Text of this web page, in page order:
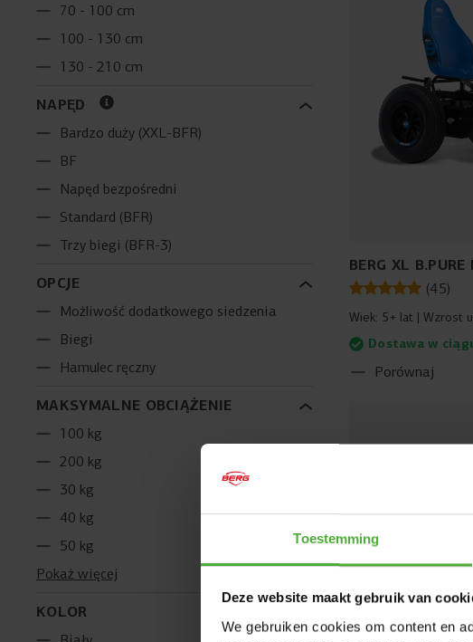
Toestemming
Deze website maakt gebruik van
We gebruiken cookies om content en
70 - 100 cm
100 - 130 cm
130 - 210 cm
NAPĘD
Bardzo duży (XXL-BFR)
BF
Napęd bezpośredni
Standard (BFR)
Trzy biegi (BFR-3)
OPCJE
Możliwość dodatkowego siedzenia
Biegi
Hamulec ręczny
MAKSYMALNE OBCIĄŻENIE
100 kg
200 kg
30 kg
40 kg
50 kg
Pokaż więcej
KOLOR
BERG XL B.PURE
(45)
Wiek: 5+ lat Wzrost
Dostawa w
Porównaj